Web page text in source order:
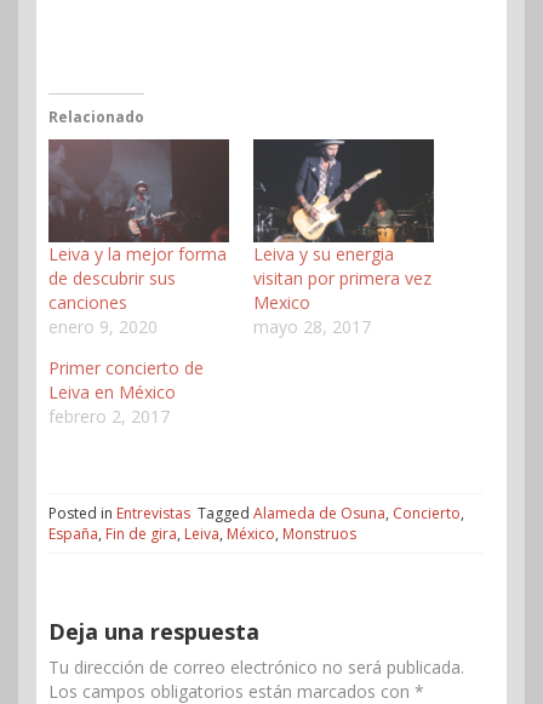
Relacionado
Leiva y la mejor forma
de descubrir sus
canciones
enero 9, 2020
Leiva y su energia
visitan por primera vez
Mexico
mayo 28, 2017
Primer concierto de
Leiva en México
febrero 2, 2017
Posted in Entrevistas Tagged Alameda de Osuna, Concierto,
España, Fin de gira, Leiva, México, Monstruos
Deja una respuesta
Tu dirección de correo electrónico no será publicada.
Los campos obligatorios están marcados con *